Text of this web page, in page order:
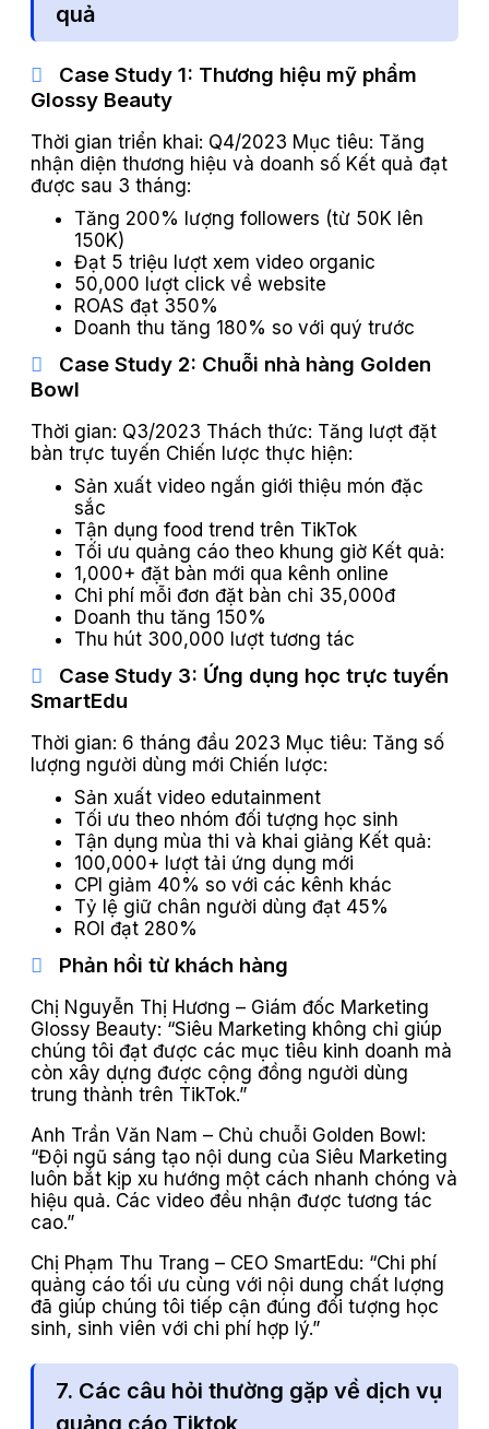
quả
Case Study 1: Thương hiệu mỹ phẩm
Glossy Beauty
Thời gian triển khai: Q4/2023 Mục tiêu: Tăng
nhận diện thương hiệu và doanh số Kết quả đạt
được sau 3 tháng:
Tăng 200% lượng followers (từ 50K lên
150K)
Đạt 5 triệu lượt xem video organic
50,000 lượt click về website
ROAS đạt 350%
Doanh thu tăng 180% so với quý trước
Case Study 2: Chuỗi nhà hàng Golden
Bowl
Thời gian: Q3/2023 Thách thức: Tăng lượt đặt
bàn trực tuyến Chiến lược thực hiện:
Sản xuất video ngắn giới thiệu món đặc
sắc
Tận dụng food trend trên TikTok
Tối ưu quảng cáo theo khung giờ Kết quả:
1,000+ đặt bàn mới qua kênh online
Chi phí mỗi đơn đặt bàn chỉ 35,000đ
Doanh thu tăng 150%
Thu hút 300,000 lượt tương tác
Case Study 3: Ứng dụng học trực tuyến
SmartEdu
Thời gian: 6 tháng đầu 2023 Mục tiêu: Tăng số
lượng người dùng mới Chiến lược:
Sản xuất video edutainment
Tối ưu theo nhóm đối tượng học sinh
Tận dụng mùa thi và khai giảng Kết quả:
100,000+ lượt tải ứng dụng mới
CPI giảm 40% so với các kênh khác
Tỷ lệ giữ chân người dùng đạt 45%
ROI đạt 280%
Phản hồi từ khách hàng
Chị Nguyễn Thị Hương – Giám đốc Marketing
Glossy Beauty: “Siêu Marketing không chỉ giúp
chúng tôi đạt được các mục tiêu kinh doanh mà
còn xây dựng được cộng đồng người dùng
trung thành trên TikTok.”
Anh Trần Văn Nam – Chủ chuỗi Golden Bowl:
“Đội ngũ sáng tạo nội dung của Siêu Marketing
luôn bắt kịp xu hướng một cách nhanh chóng và
hiệu quả. Các video đều nhận được tương tác
cao.”
Chị Phạm Thu Trang – CEO SmartEdu: “Chi phí
quảng cáo tối ưu cùng với nội dung chất lượng
đã giúp chúng tôi tiếp cận đúng đối tượng học
sinh, sinh viên với chi phí hợp lý.”
7. Các câu hỏi thường gặp về dịch vụ
quảng cáo Tiktok